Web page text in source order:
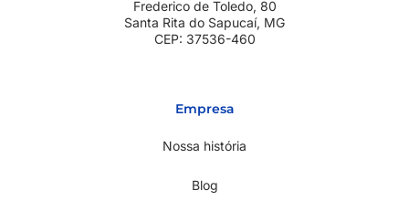
Frederico de Toledo, 80
Santa Rita do Sapucaí, MG
CEP: 37536-460
Empresa
Nossa história
Blog